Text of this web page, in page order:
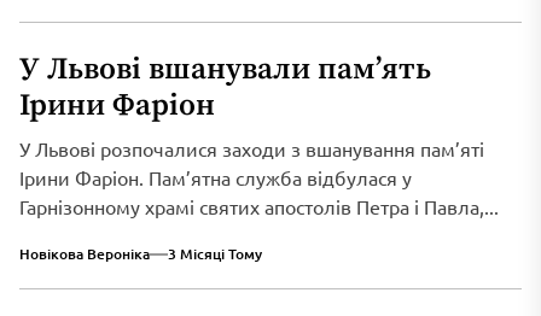
У Львові вшанували пам’ять
Ірини Фаріон
У Львові розпочалися заходи з вшанування пам’яті
Ірини Фаріон. Пам’ятна служба відбулася у
Гарнізонному храмі святих апостолів Петра і Павла,...
Новікова Вероніка 3 Місяці Тому